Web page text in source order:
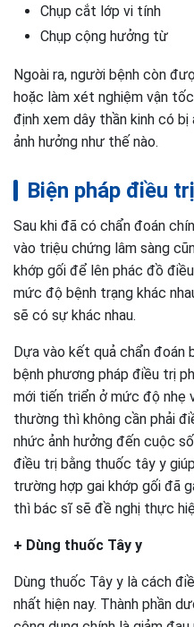
Chụp cắt lớp vi tính
Chụp cộng hưởng từ
Ngoài ra, người bệnh còn
hoặc làm xét nghiệm vận
định xem dây thần kinh có
ảnh hưởng như thế nào.
Biện pháp điều trị
Sau khi đã có chẩn đoán
vào triệu chứng lâm sàng
khớp gối để lên phác đồ
mức độ bệnh trạng khác
sẽ có sự khác nhau.
Dựa vào kết quả chẩn
bệnh phương pháp điều trị
mới tiến triển ở mức độ nhẹ
thường thì không cần phải
nhức ảnh hưởng đến cuộc
điều trị bằng thuốc tây y
trường hợp gai khớp gối đã
thì bác sĩ sẽ đề nghị thực
+ Dùng thuốc Tây y
Dùng thuốc Tây y là cách
nhất hiện nay. Thành phần